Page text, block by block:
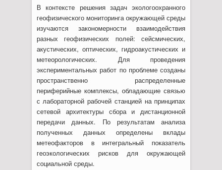
В контексте решения задач экологоохранного
геофизического мониторинга окружающей среды
изучаются закономерности взаимодействия
разных геофизических полей: сейсмических,
акустических, оптических, гидроакустических и
метеорологических. Для проведения
экспериментальных работ по проблеме созданы
пространственно распределенные
периферийные комплексы, обладающие связью
с лабораторной рабочей станцией на принципах
сетевой архитектуры сбора и дистанционной
передачи данных. По результатам анализа
полученных данных определены вклады
метеофакторов в интегральный показатель
геоэкологических рисков для окружающей
социальной среды.